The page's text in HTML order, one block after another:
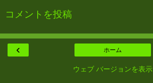
コメントを投稿
‹ ホーム
ウェブ バージョンを表示